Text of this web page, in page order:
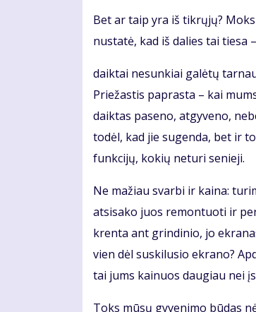
Bet ar taip yra iš tikrųjų?
nustatė, kad iš dalies tai tiesa
daiktai nesunkiai galėtų
Priežastis paprasta – kai
daiktas paseno, atgyveno,
todėl, kad jie sugenda, bet ir
funkcijų, kokių neturi senieji.
Ne mažiau svarbi ir kaina:
atsisako juos remontuoti ir
krenta ant grindinio, jo
vien dėl suskilusio ekrano?
tai jums kainuos daugiau nei
Toks mūsų gyvenimo būdas